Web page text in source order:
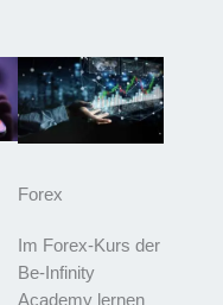
Forex
Im Forex-Kurs der
Be-Infinity
Academy lernen